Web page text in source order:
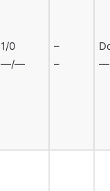
1/0
—/—
–
–
—